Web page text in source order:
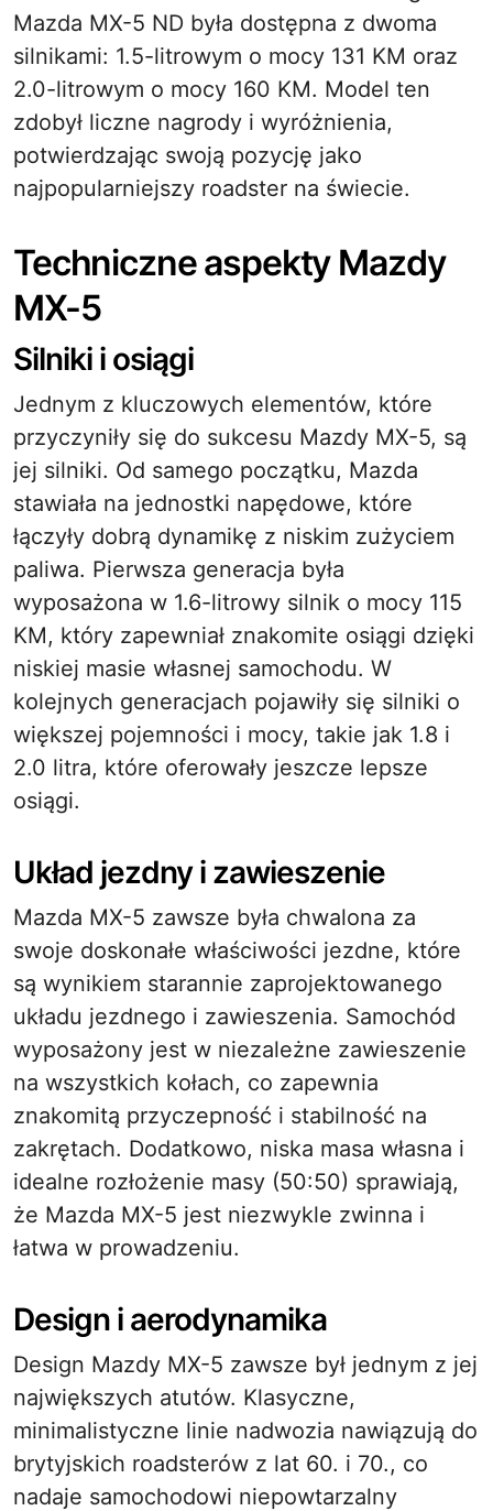
Mazda MX-5 ND była dostępna z dwoma
silnikami: 1.5-litrowym o mocy 131 KM oraz
2.0-litrowym o mocy 160 KM. Model ten
zdobył liczne nagrody i wyróżnienia,
potwierdzając swoją pozycję jako
najpopularniejszy roadster na świecie.
Techniczne aspekty Mazdy
MX-5
Silniki i osiągi
Jednym z kluczowych elementów, które
przyczyniły się do sukcesu Mazdy MX-5, są
jej silniki. Od samego początku, Mazda
stawiała na jednostki napędowe, które
łączyły dobrą dynamikę z niskim zużyciem
paliwa. Pierwsza generacja była
wyposażona w 1.6-litrowy silnik o mocy 115
KM, który zapewniał znakomite osiągi dzięki
niskiej masie własnej samochodu. W
kolejnych generacjach pojawiły się silniki o
większej pojemności i mocy, takie jak 1.8 i
2.0 litra, które oferowały jeszcze lepsze
osiągi.
Układ jezdny i zawieszenie
Mazda MX-5 zawsze była chwalona za
swoje doskonałe właściwości jezdne, które
są wynikiem starannie zaprojektowanego
układu jezdnego i zawieszenia. Samochód
wyposażony jest w niezależne zawieszenie
na wszystkich kołach, co zapewnia
znakomitą przyczepność i stabilność na
zakrętach. Dodatkowo, niska masa własna i
idealne rozłożenie masy (50:50) sprawiają,
że Mazda MX-5 jest niezwykle zwinna i
łatwa w prowadzeniu.
Design i aerodynamika
Design Mazdy MX-5 zawsze był jednym z jej
największych atutów. Klasyczne,
minimalistyczne linie nadwozia nawiązują do
brytyjskich roadsterów z lat 60. i 70., co
nadaje samochodowi niepowtarzalny